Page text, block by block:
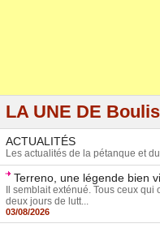
LA UNE DE
ACTUALITÉS
Les actualités de la pétanque et
Terreno, une légende bien
Il semblait exténué. Tous ceux
deux jours de lutt...
03/08/2026